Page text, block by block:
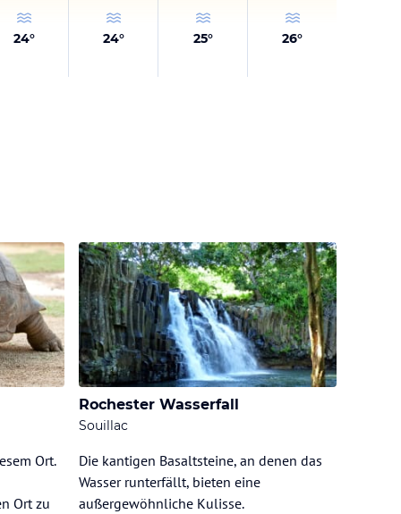
24° 24° 25° 26°
Ort.
Ort zu
Rochester Wasserfall
Souillac
Die kantigen Basaltsteine, an denen das
Wasser runterfällt, bieten eine
außergewöhnliche Kulisse.